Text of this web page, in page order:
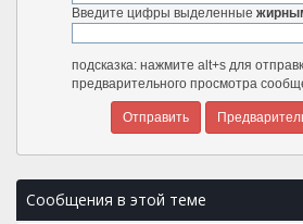
Введите цифры выделенные
подсказка: нажмите alt+s для
предварительного просмотра
Сообщения в этой теме